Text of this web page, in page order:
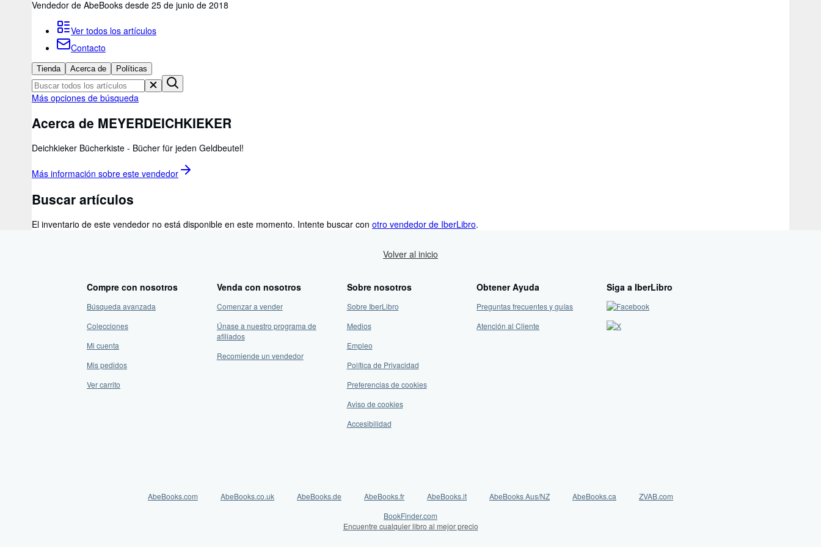
Vendedor de AbeBooks desde 25 de junio de 2018
Ver todos los artículos
Contacto
Tienda Acerca de Políticas
Más opciones de búsqueda
Acerca de MEYERDEICHKIEKER
Deichkieker Bücherkiste - Bücher für jeden Geldbeutel!
Más información sobre este vendedor
Buscar artículos
El inventario de este vendedor no está disponible en este momento. Intente buscar con otro vendedor de IberLibro.
Volver al inicio
Compre con nosotros
Búsqueda avanzada
Colecciones
Mi cuenta
Mis pedidos
Ver carrito
Venda con nosotros
Comenzar a vender
Únase a nuestro programa de
afiliados
Recomiende un vendedor
Sobre nosotros
Sobre IberLibro
Medios
Empleo
Política de Privacidad
Preferencias de cookies
Aviso de cookies
Accesibilidad
Obtener Ayuda
Preguntas frecuentes y guías
Atención al Cliente
Siga a IberLibro
AbeBooks.com AbeBooks.co.uk AbeBooks.de AbeBooks.fr AbeBooks.it AbeBooks Aus/NZ AbeBooks.ca
ZVAB.com
BookFinder.com
Encuentre cualquier libro al mejor precio